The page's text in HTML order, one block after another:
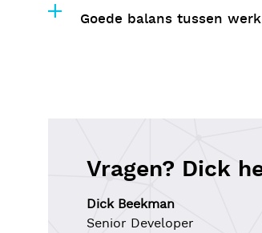
Goede balans tussen
Vragen? Dick
Dick Beekman
Senior Developer